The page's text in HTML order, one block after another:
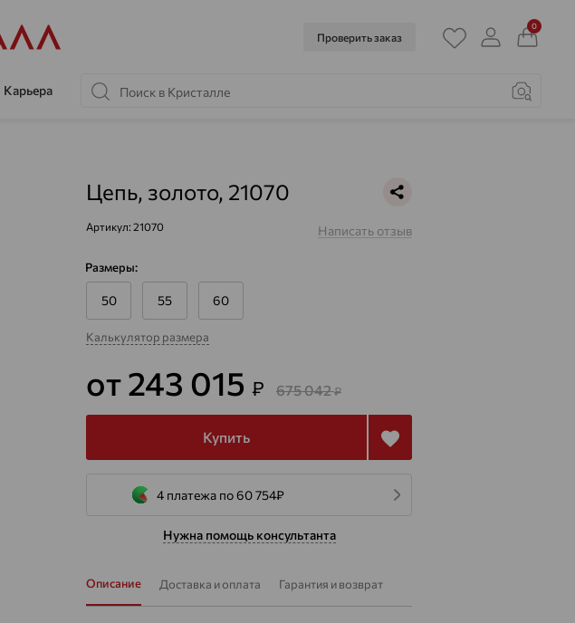
Проверить заказ
0
Карьера
Цепь, золото, 21070
Артикул: 21070 Написать отзыв
Размеры:
50 55 60
Калькулятор размера
от 243 015 ₽ 675 042₽
Купить
4 платежа по 60 754₽
Нужна помощь консультанта
Описание Доставка и оплата Гарантия и возврат